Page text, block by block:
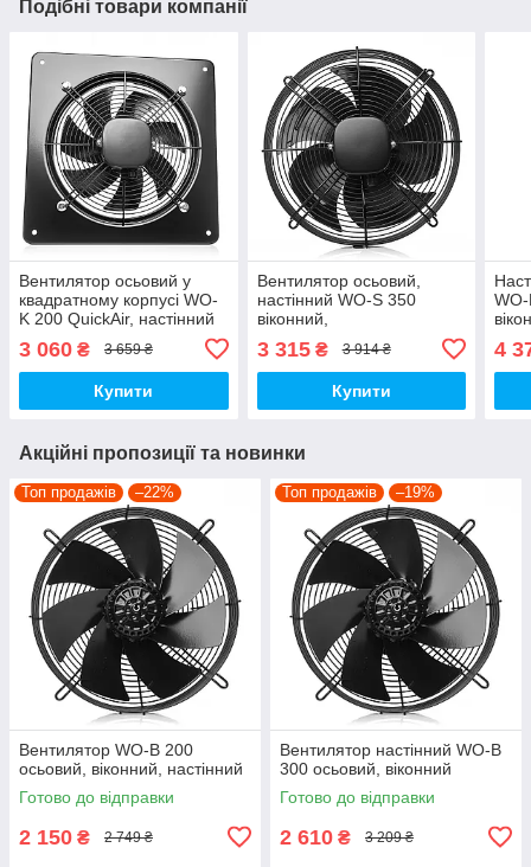
Подібні товари компанії
Вентилятор осьовий у
квадратному корпусі WO-
K 200 QuickAir, настінний
3 060 ₴ 3 659 ₴
Купити
Вентилятор осьовий,
настінний WO-S 350
віконний,
3 315₴ 3 914 ₴
Купити
4
Акційні пропозиції та новинки
Топ продажів –22%
Вентилятор WO-B 200
осьовий, віконний, настінний
Готово до відправки
2 150 ₴ 2 749 ₴
Топ продажів –19%
Вентилятор настінний WO-B
300 осьовий, віконний
Готово до відправки
2 610 ₴ 3 209 ₴